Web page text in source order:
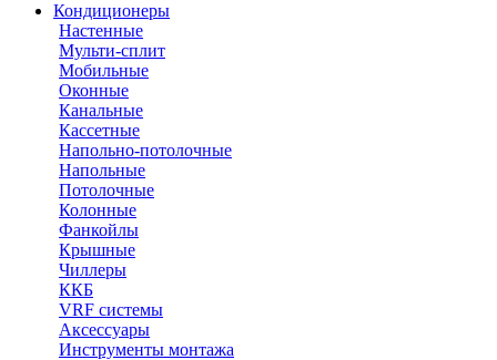
Кондиционеры
Настенные
Мульти-сплит
Мобильные
Оконные
Канальные
Кассетные
Напольно-потолочные
Напольные
Потолочные
Колонные
Фанкойлы
Крышные
Чиллеры
ККБ
VRF системы
Аксессуары
Инструменты монтажа